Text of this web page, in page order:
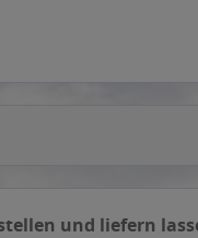
und liefern